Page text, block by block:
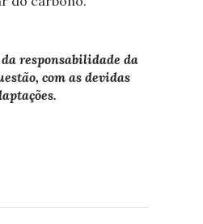
responsabilidade da
com as devidas